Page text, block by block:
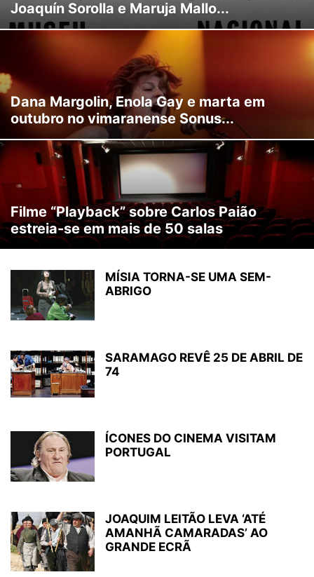
Joaquín Sorolla e Maruja Mallo...
Dana Margolin, Enola Gay e marta em
outubro no vimaranense Sonus...
Filme “Playback” sobre Carlos Paião
estreia-se em mais de 50 salas
MÍSIA TORNA-SE UMA SEM-
ABRIGO
SARAMAGO REVÊ 25 DE ABRIL DE
74
ÍCONES DO CINEMA VISITAM
PORTUGAL
JOAQUIM LEITÃO LEVA ‘ATÉ
AMANHÃ CAMARADAS’ AO
GRANDE ECRÃ